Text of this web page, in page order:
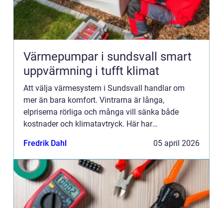
Värmepumpar i sundsvall smart
uppvärmning i tufft klimat
Att välja värmesystem i Sundsvall handlar om
mer än bara komfort. Vintrarna är långa,
elpriserna rörliga och många vill sänka både
kostnader och klimatavtryck. Här har
för villaägare, bostadsrättsföreni...
Fredrik Dahl 05 april 2026